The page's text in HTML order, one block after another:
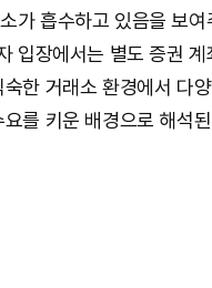
가 흡수하고 있음을 보
입장에서는 별도 증권
한 거래소 환경에서 다
를 키운 배경으로 해석